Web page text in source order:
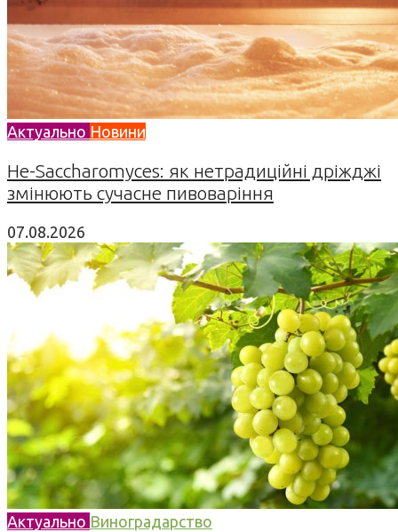
Актуально Новини
Не-Saccharomyces: як нетрадиційні дріжджі
змінюють сучасне пивоваріння
07.08.2026
Актуально Виноградарство